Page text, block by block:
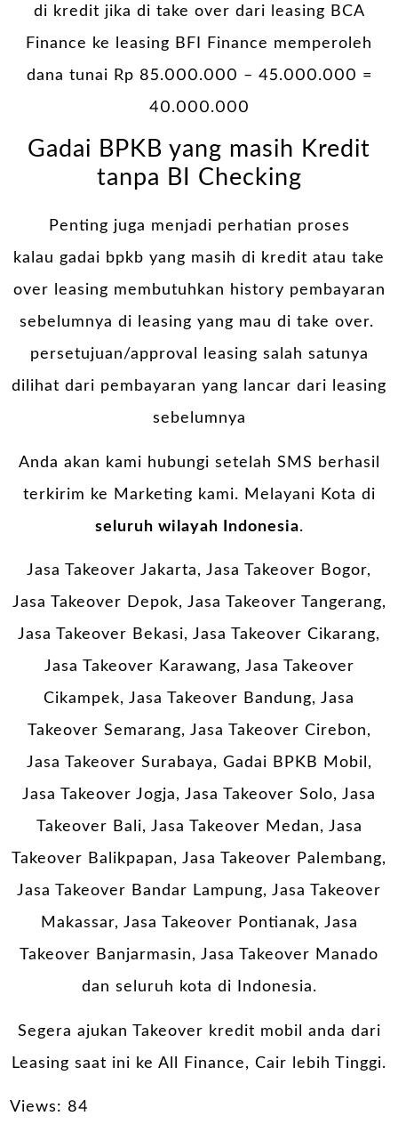
di kredit jika di take over dari leasing BCA
Finance ke leasing BFI Finance memperoleh
dana tunai Rp 85.000.000 – 45.000.000 =
40.000.000
Gadai BPKB yang masih Kredit
tanpa BI Checking
Penting juga menjadi perhatian proses
kalau gadai bpkb yang masih di kredit atau take
over leasing membutuhkan history pembayaran
sebelumnya di leasing yang mau di take over.
persetujuan/approval leasing salah satunya
dilihat dari pembayaran yang lancar dari leasing
sebelumnya
Anda akan kami hubungi setelah SMS berhasil
terkirim ke Marketing kami. Melayani Kota di
seluruh wilayah Indonesia.
Jasa Takeover Jakarta, Jasa Takeover Bogor,
Jasa Takeover Depok, Jasa Takeover Tangerang,
Jasa Takeover Bekasi, Jasa Takeover Cikarang,
Jasa Takeover Karawang, Jasa Takeover
Cikampek, Jasa Takeover Bandung, Jasa
Takeover Semarang, Jasa Takeover Cirebon,
Jasa Takeover Surabaya, Gadai BPKB Mobil ,
Jasa Takeover Jogja, Jasa Takeover Solo, Jasa
Takeover Bali, Jasa Takeover Medan, Jasa
Takeover Balikpapan, Jasa Takeover Palembang,
Jasa Takeover Bandar Lampung, Jasa Takeover
Makassar, Jasa Takeover Pontianak, Jasa
Takeover Banjarmasin, Jasa Takeover Manado
dan seluruh kota di Indonesia.
Segera ajukan Takeover kredit mobil anda dari
Leasing saat ini ke All Finance, Cair lebih Tinggi.
Views: 84